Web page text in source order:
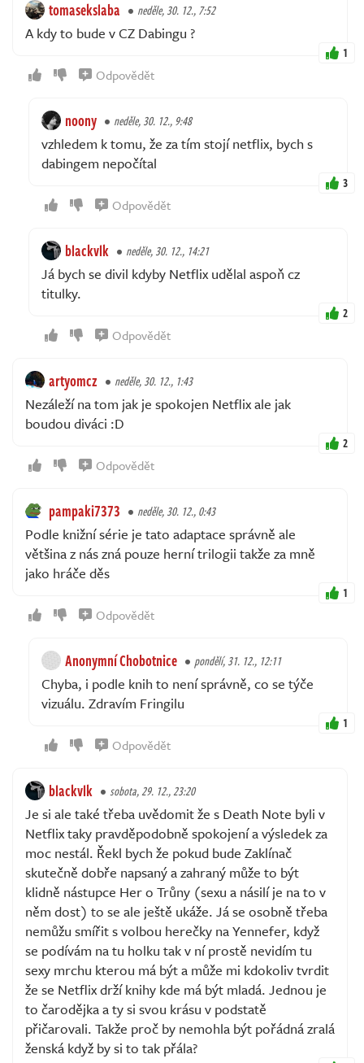
tomasekslaba neděle, 30. 12., 7:52
A kdy to bude v CZ Dabingu ?
1
Odpovědět
noony neděle, 30. 12., 9:48
vzhledem k tomu, že za tím stojí netflix, bych s
dabingem nepočítal
3
Odpovědět
blackvlk neděle, 30. 12., 14:21
Já bych se divil kdyby Netflix udělal aspoň cz
titulky.
2
Odpovědět
artyomcz neděle, 30. 12., 1:43
Nezáleží na tom jak je spokojen Netflix ale jak
boudou diváci :D
2
Odpovědět
pampaki7373 neděle, 30. 12., 0:43
Podle knižní série je tato adaptace správně ale
většina z nás zná pouze herní trilogii takže za mně
jako hráče děs
1
Odpovědět
Anonymní Chobotnice pondělí, 31. 12., 12:11
Chyba, i podle knih to není správně, co se týče
vizuálu. Zdravím Fringilu
1
Odpovědět
blackvlk sobota, 29. 12., 23:20
Je si ale také třeba uvědomit že s Death Note byli v
Netflix taky pravděpodobně spokojení a výsledek za
moc nestál. Řekl bych že pokud bude Zaklínač
skutečně dobře napsaný a zahraný může to být
klidně nástupce Her o Trůny (sexu a násilí je na to v
něm dost) to se ale ještě ukáže. Já se osobně třeba
nemůžu smířit s volbou herečky na Yennefer, když
se podívám na tu holku tak v ní prostě nevidím tu
sexy mrchu kterou má být a může mi kdokoliv tvrdit
že se Netflix drží knihy kde má být mladá. Jednou je
to čarodějka a ty si svou krásu v podstatě
přičarovali. Takže proč by nemohla být pořádná zralá
ženská když by si to tak přála?